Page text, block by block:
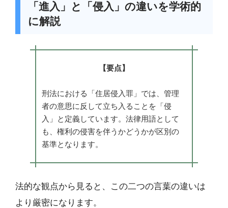
「進入」と「侵入」の違いを学術的
に解説
【要点】
刑法における「住居侵入罪」では、管理
者の意思に反して立ち入ることを「侵
入」と定義しています。法律用語として
も、権利の侵害を伴うかどうかが区別の
基準となります。
法的な観点から見ると、この二つの言葉の違いは
より厳密になります。